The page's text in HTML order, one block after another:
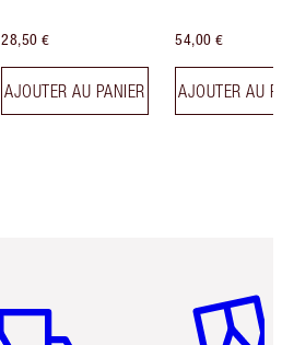
28,50 €
AJOUTER AU PANIER
54,00 €
AJOUTER AU